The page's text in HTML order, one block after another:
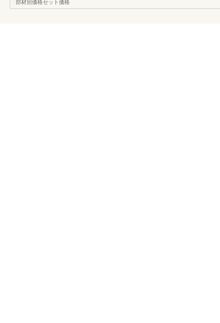
部材別価格セット価格